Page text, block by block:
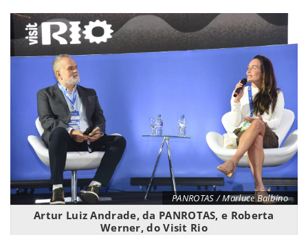
PANROTAS / Marluce Balbino
Artur Luiz Andrade, da PANROTAS, e Roberta
Werner, do Visit Rio